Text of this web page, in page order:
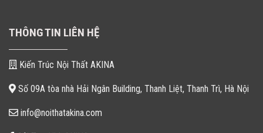
THÔNG TIN LIÊN HỆ
Kiến Trúc Nội Thất AKINA
Số 09A tòa nhà Hải Ngân Building, Thanh Liệt, Thanh Trì, Hà Nội
info@noithatakina.com